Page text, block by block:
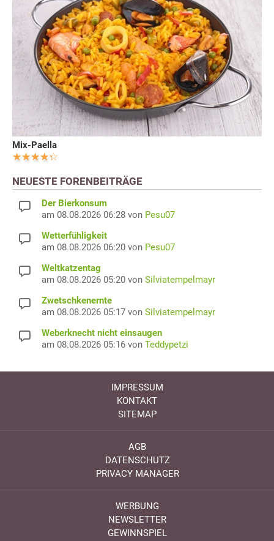
Mix-Paella
NEUESTE FORENBEITRÄGE
Der Bierkonsum
am 08.08.2026 06:28 von Pesu07
Wetterfühligkeit
am 08.08.2026 06:20 von Pesu07
Weltkatzentag
am 08.08.2026 05:20 von Silviatempelmayr
Zwetschkenernte
am 08.08.2026 05:17 von Silviatempelmayr
Weberknecht nicht einsaugen
am 08.08.2026 05:16 von Teddypetzi
IMPRESSUM
KONTAKT
SITEMAP
AGB
DATENSCHUTZ
PRIVACY MANAGER
WERBUNG
NEWSLETTER
GEWINNSPIEL